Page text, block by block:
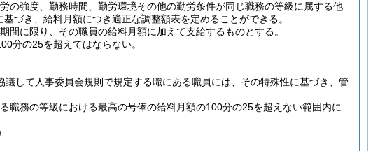
の強度、勤務時間、勤労環境その他の勤労条件が同じ職務の等級に属する他
づき、給料月額につき適正な調整額表を定めることができる。
間に限り、その職員の給料月額に加えて支給するものとする。
分の25を超えてはならない。
して人事委員会規則で規定する職にある職員には、その特殊性に基づき、管
職務の等級における最高の号俸の給料月額の100分の25を超えない範囲内に